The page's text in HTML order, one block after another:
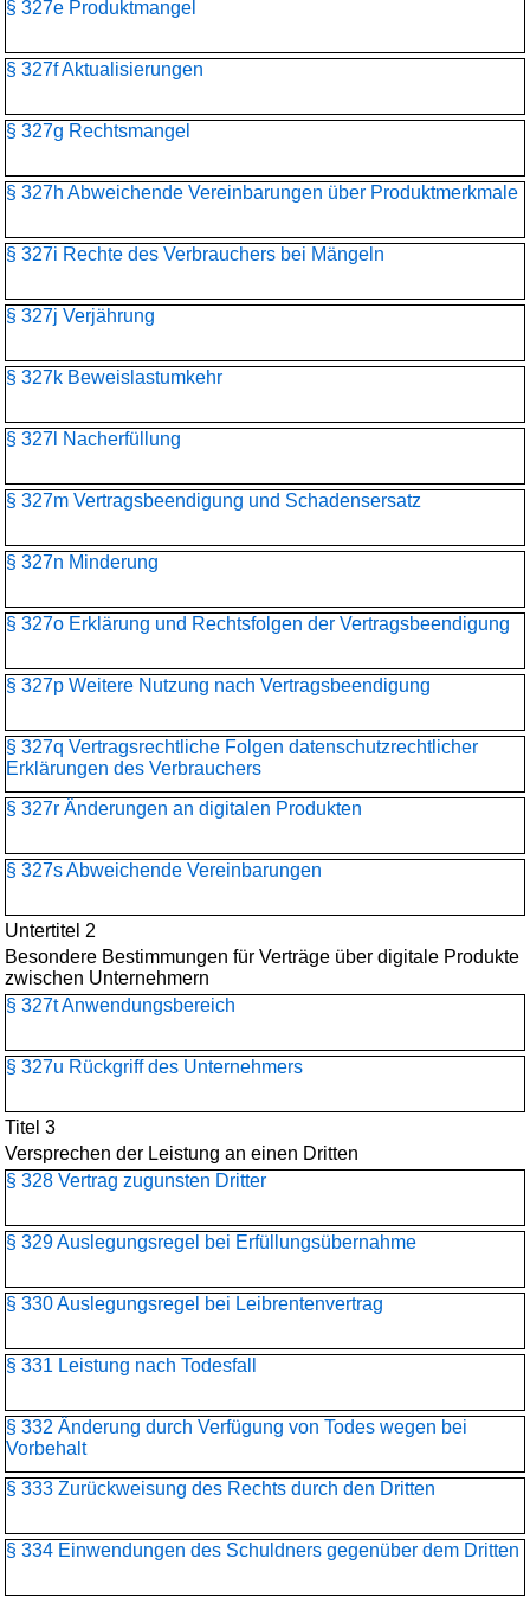
§ 327e Produktmangel
§ 327f Aktualisierungen
§ 327g Rechtsmangel
§ 327h Abweichende Vereinbarungen über Produktmerkmale
§ 327i Rechte des Verbrauchers bei Mängeln
§ 327j Verjährung
§ 327k Beweislastumkehr
§ 327l Nacherfüllung
§ 327m Vertragsbeendigung und Schadensersatz
§ 327n Minderung
§ 327o Erklärung und Rechtsfolgen der Vertragsbeendigung
§ 327p Weitere Nutzung nach Vertragsbeendigung
§ 327q Vertragsrechtliche Folgen datenschutzrechtlicher
Erklärungen des Verbrauchers
§ 327r Änderungen an digitalen Produkten
§ 327s Abweichende Vereinbarungen
Untertitel 2
Besondere Bestimmungen für Verträge über digitale Produkte
zwischen Unternehmern
§ 327t Anwendungsbereich
§ 327u Rückgriff des Unternehmers
Titel 3
Versprechen der Leistung an einen Dritten
§ 328 Vertrag zugunsten Dritter
§ 329 Auslegungsregel bei Erfüllungsübernahme
§ 330 Auslegungsregel bei Leibrentenvertrag
§ 331 Leistung nach Todesfall
§ 332 Änderung durch Verfügung von Todes wegen bei
Vorbehalt
§ 333 Zurückweisung des Rechts durch den Dritten
§ 334 Einwendungen des Schuldners gegenüber dem Dritten